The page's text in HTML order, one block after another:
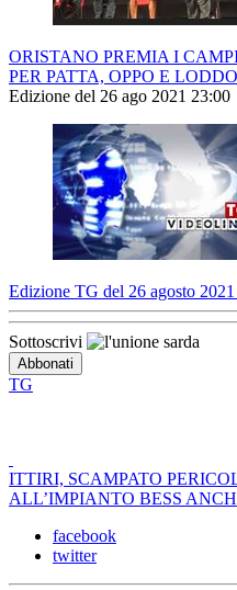
ORISTANO PREMIA I
PER PATTA, OPPO E LODDO
Edizione del 26 ago 2021 23:00
Edizione TG del 26 agosto
Sottoscrivi
TG
ITTIRI, SCAMPATO
ALL’IMPIANTO BESS
facebook
twitter